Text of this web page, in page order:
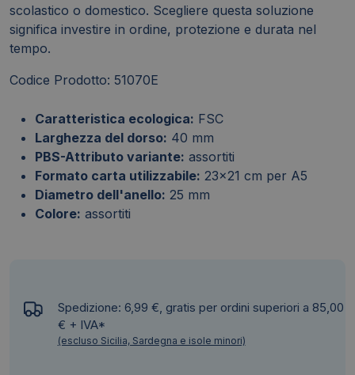
scolastico o domestico. Scegliere questa soluzione
significa investire in ordine, protezione e durata nel
tempo.
Codice Prodotto: 51070E
Caratteristica ecologica: FSC
Larghezza del dorso: 40 mm
PBS-Attributo variante: assortiti
Formato carta utilizzabile: 23x21 cm per A5
Diametro dell'anello: 25 mm
Colore: assortiti
Spedizione: 6,99 €, gratis per ordini superiori a 85,00
€ + IVA*
(escluso Sicilia, Sardegna e isole minori)